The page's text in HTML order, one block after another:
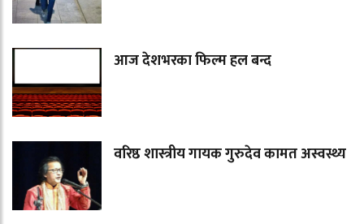
आज देशभरका फिल्म हल बन्द
वरिष्ठ शास्त्रीय गायक गुरुदेव कामत अस्वस्थ्य